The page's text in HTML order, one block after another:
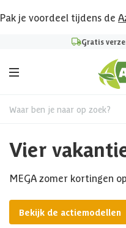
Pak je voordeel tijdens de
Gratis
Waar ben je naar op zoek?
Vier
MEGA zomer kortingen
Bekijk de actiemodellen